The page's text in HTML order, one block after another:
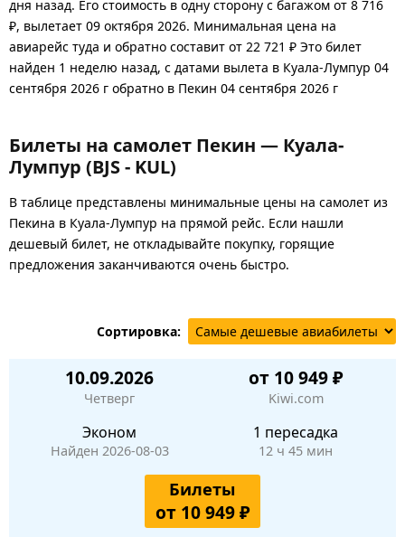
дня назад. Его стоимость в одну сторону с багажом от 8 716
₽, вылетает 09 октября 2026. Минимальная цена на
авиарейс туда и обратно составит от 22 721 ₽ Это билет
найден 1 неделю назад, с датами вылета в Куала-Лумпур 04
сентября 2026 г обратно в Пекин 04 сентября 2026 г
Билеты на самолет Пекин — Куала-
Лумпур (BJS - KUL)
В таблице представлены минимальные цены на самолет из
Пекина в Куала-Лумпур на прямой рейс. Если нашли
дешевый билет, не откладывайте покупку, горящие
предложения заканчиваются очень быстро.
Сортировка:
10.09.2026
Четверг
от 10 949 ₽
Kiwi.com
Эконом
Найден 2026-08-03
1 пересадка
12 ч 45 мин
Билеты
от 10 949 ₽